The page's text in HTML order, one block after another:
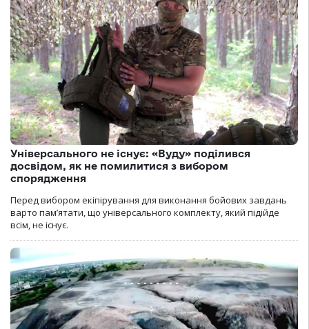
Універсального не існує: «Вуду» поділився
досвідом, як не помилитися з вибором
спорядження
Перед вибором екіпірування для виконання бойових завдань
варто пам’ятати, що універсального комплекту, який підійде
всім, не існує.